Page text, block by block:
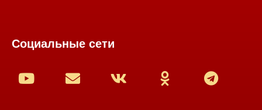
Социальные сети